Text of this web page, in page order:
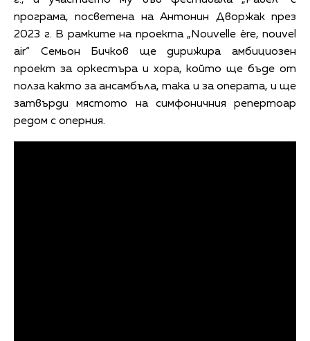
програма, посветена на Антонин Дворжак през
2023 г. В рамките на проекта „Nouvelle ère, nouvel
air“ Семьон Бичков ще дирижира амбициозен
проект за оркестъра и хора, който ще бъде от
полза както за ансамбъла, така и за операта, и ще
затвърди мястото на симфоничния репертоар
редом с оперния.